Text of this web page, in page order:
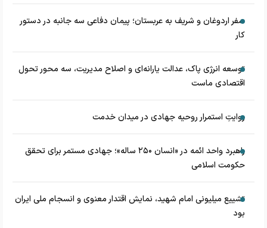
سفر اردوغان و شریف به عربستان؛ پیمان دفاعی سه جانبه در دستور
کار
توسعه انرژی پاک، عدالت یارانه‌ای و اصلاح مدیریت، سه محور تحول
اقتصادی ماست
روایتِ استمرار روحیه جهادی در میدان خدمت
راهبرد واحد ائمه در «انسان ۲۵۰ ساله»؛ جهادی مستمر برای تحقق
حکومت اسلامی
تشییع میلیونی امام شهید، نمایش اقتدار معنوی و انسجام ملی ایران
بود